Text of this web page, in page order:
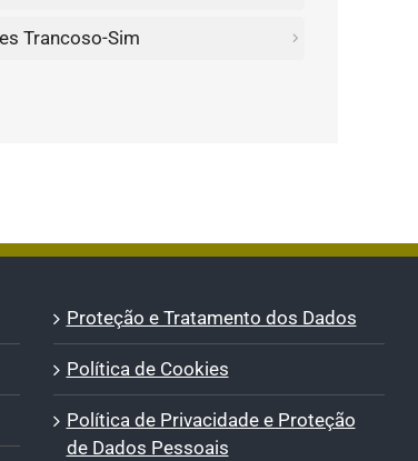
Trancoso-Sim
Proteção e Tratamento dos Dados
Política de Cookies
Política de Privacidade e Proteção
de Dados Pessoais